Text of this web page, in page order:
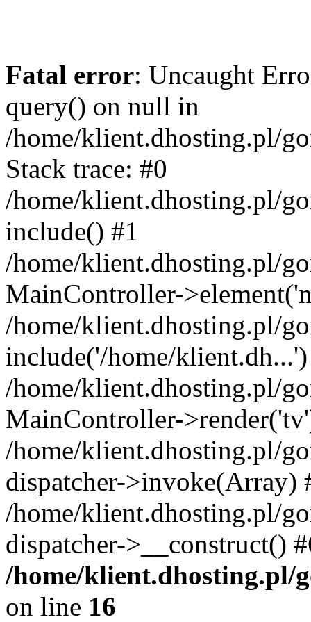
Fatal error: Uncaught
query() on null in
/home/klient.dhosting.pl/
Stack trace: #0
/home/klient.dhosting.pl/
include() #1
/home/klient.dhosting.pl/
MainController-
/home/klient.dhosting.pl/
include('/home/
/home/klient.dhosting.pl/
MainController-
/home/klient.dhosting.pl/
dispatcher->invoke(Array)
/home/klient.dhosting.pl/
dispatcher->__construct()
/home/klient.dhosting.pl/
on line 16